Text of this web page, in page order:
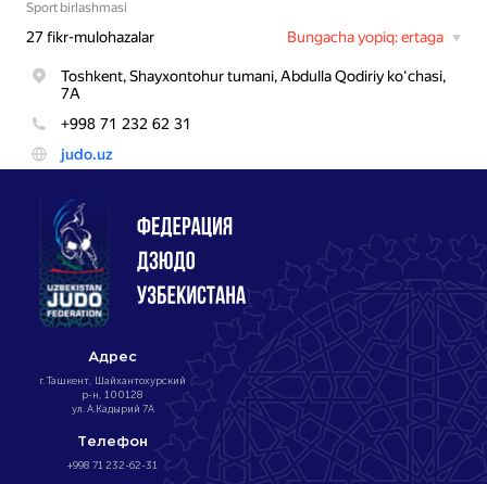
Адрес
г. Ташкент, Шайхантохурский
р-н, 100128
ул. А.Кадырий 7А
Телефон
+998 71 232-62-31